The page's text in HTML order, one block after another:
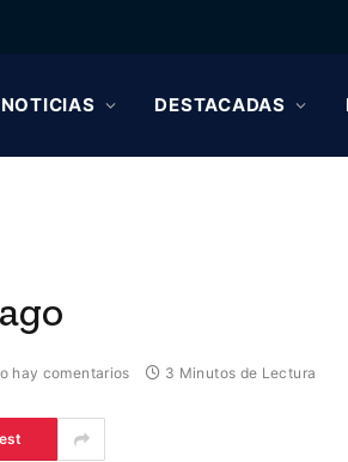
NOTICIAS DESTACADAS
hay comentarios 3 Minutos de Lectura